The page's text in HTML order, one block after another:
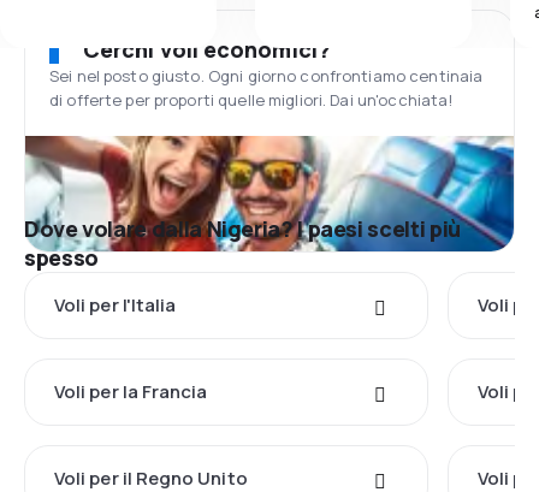
Cerchi voli economici?
Sei nel posto giusto. Ogni giorno confrontiamo centinaia
di offerte per proporti quelle migliori. Dai un'occhiata!
Dove volare dalla Nigeria? I paesi scelti più
spesso
Voli per l'Italia Voli
Voli per la Francia Voli
Voli per il Regno Unito Voli